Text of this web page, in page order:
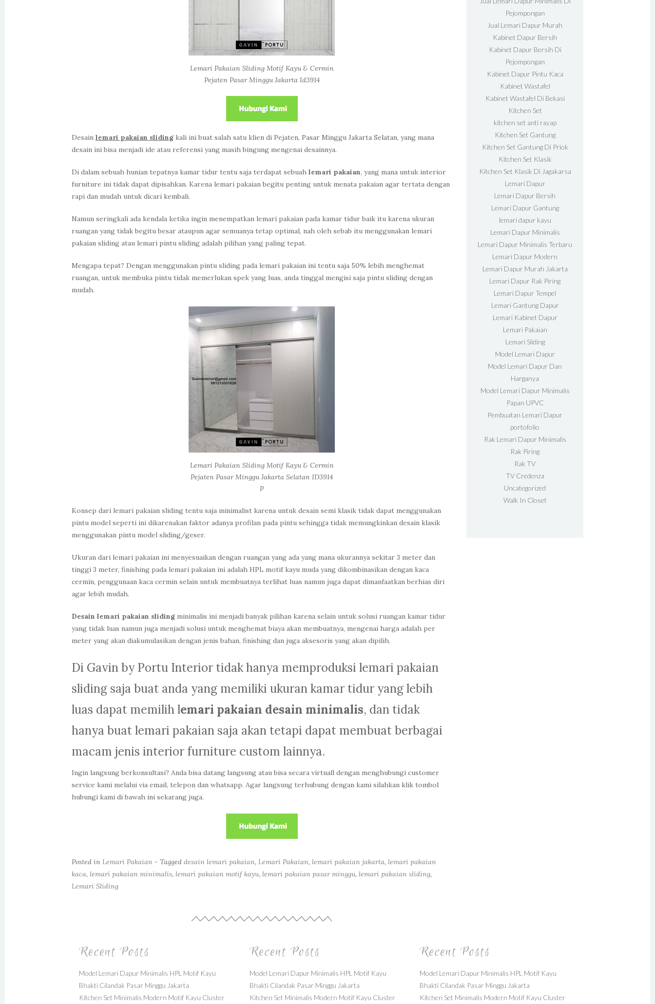
Lemari Pakaian Sliding Motif Kayu & Cermin
Pejaten Pasar Minggu Jakarta Id3914
Desain lemari pakaian sliding kali ini buat salah satu klien di Pejaten, Pasar Minggu Jakarta Selatan, yang mana
desain ini bisa menjadi ide atau referensi yang masih bingung mengenai desainnya.
Di dalam sebuah hunian tepatnya kamar tidur tentu saja terdapat sebuah lemari pakaian, yang mana untuk interior
furniture ini tidak dapat dipisahkan. Karena lemari pakaian begitu penting untuk menata pakaian agar tertata dengan
rapi dan mudah untuk dicari kembali.
Namun seringkali ada kendala ketika ingin menempatkan lemari pakaian pada kamar tidur baik itu karena ukuran
ruangan yang tidak begitu besar ataupun agar semuanya tetap optimal, nah oleh sebab itu menggunakan lemari
pakaian sliding atau lemari pintu sliding adalah pilihan yang paling tepat.
Mengapa tepat? Dengan menggunakan pintu sliding pada lemari pakaian ini tentu saja 50% lebih menghemat
ruangan, untuk membuka pintu tidak memerlukan spek yang luas, anda tinggal mengisi saja pintu sliding dengan
mudah.
Lemari Pakaian Sliding Motif Kayu & Cermin
Pejaten Pasar Minggu Jakarta Selatan ID3914
P
Konsep dari lemari pakaian sliding tentu saja minimalist karena untuk desain semi klasik tidak dapat menggunakan
pintu model seperti ini dikarenakan faktor adanya profilan pada pintu sehingga tidak memungkinkan desain klasik
menggunakan pintu model sliding/geser.
Ukuran dari lemari pakaian ini menyesuaikan dengan ruangan yang ada yang mana ukurannya sekitar 3 meter dan
tinggi 3 meter, finishing pada lemari pakaian ini adalah HPL motif kayu muda yang dikombinasikan dengan kaca
cermin, penggunaan kaca cermin selain untuk membuatnya terlihat luas namun juga dapat dimanfaatkan berhias diri
agar lebih mudah.
Desain lemari pakaian sliding minimalis ini menjadi banyak pilihan karena selain untuk solusi ruangan kamar tidur
yang tidak luas namun juga menjadi solusi untuk menghemat biaya akan membuatnya, mengenai harga adalah per
meter yang akan diakumulasikan dengan jenis bahan, finishing dan juga aksesoris yang akan dipilih.
Di Gavin by Portu Interior tidak hanya memproduksi lemari pakaian
sliding saja buat anda yang memiliki ukuran kamar tidur yang lebih
luas dapat memilih lemari pakaian desain minimalis, dan tidak
hanya buat lemari pakaian saja akan tetapi dapat membuat berbagai
macam jenis interior furniture custom lainnya.
Ingin langsung berkonsultasi? Anda bisa datang langsung atau bisa secara virtuall dengan menghubungi customer
service kami melalui via email, telepon dan whatsapp. Agar langsung terhubung dengan kami silahkan klik tombol
hubungi kami di bawah ini sekarang juga.
Posted in Lemari Pakaian - Tagged desain lemari pakaian, Lemari Pakaian, lemari pakaian jakarta, lemari pakaian
kaca, lemari pakaian minimalis, lemari pakaian motif kayu, lemari pakaian pasar minggu, lemari pakaian sliding,
Lemari Sliding
Pejompongan
Jual Lemari Dapur Murah
Kabinet Dapur Bersih
Kabinet Dapur Bersih Di
Pejompongan
Kabinet Dapur Pintu Kaca
Kabinet Wastafel
Kabinet Wastafel Di Bekasi
Kitchen Set
kitchen set anti rayap
Kitchen Set Gantung
Kitchen Set Gantung Di Priok
Kitchen Set Klasik
Kitchen Set Klasik Di Jagakarsa
Lemari Dapur
Lemari Dapur Bersih
Lemari Dapur Gantung
lemari dapur kayu
Lemari Dapur Minimalis
Lemari Dapur Minimalis Terbaru
Lemari Dapur Modern
Lemari Dapur Murah Jakarta
Lemari Dapur Rak Piring
Lemari Dapur Tempel
Lemari Gantung Dapur
Lemari Kabinet Dapur
Lemari Pakaian
Lemari Sliding
Model Lemari Dapur
Model Lemari Dapur Dan
Harganya
Model Lemari Dapur Minimalis
Papan UPVC
Pembuatan Lemari Dapur
portofolio
Rak Lemari Dapur Minimalis
Rak Piring
Rak TV
TV Credenza
Uncategorized
Walk In Closet
Recent Posts
Model Lemari Dapur Minimalis HPL Motif Kayu
Bhakti Cilandak Pasar Minggu Jakarta
Kitchen Set Minimalis Modern Motif Kayu Cluster
Recent Posts
Model Lemari Dapur Minimalis HPL Motif Kayu
Bhakti Cilandak Pasar Minggu Jakarta
Kitchen Set Minimalis Modern Motif Kayu Cluster
Recent Posts
Model Lemari Dapur Minimalis HPL Motif Kayu
Bhakti Cilandak Pasar Minggu Jakarta
Kitchen Set Minimalis Modern Motif Kayu Cluster